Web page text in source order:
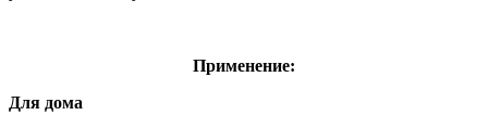
Применение:
Для дома